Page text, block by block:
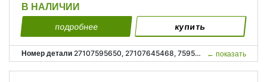
В НАЛИЧИИ
подробнее купить
Номер детали 27107595650, 27107645468, 7595650, 7645468, 27 10 7 595 650, 27 10 7 645 468; ← показать